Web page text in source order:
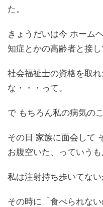
た。
きょうだいは今 ホーム
知症とかの高齢者と接し
社会福祉士の資格を取
な・・・って。
で もちろん私の病気の
その日 家族に面会して
お腹空いた、っていう
私は注射持ち歩いてない
その時に「食べられな